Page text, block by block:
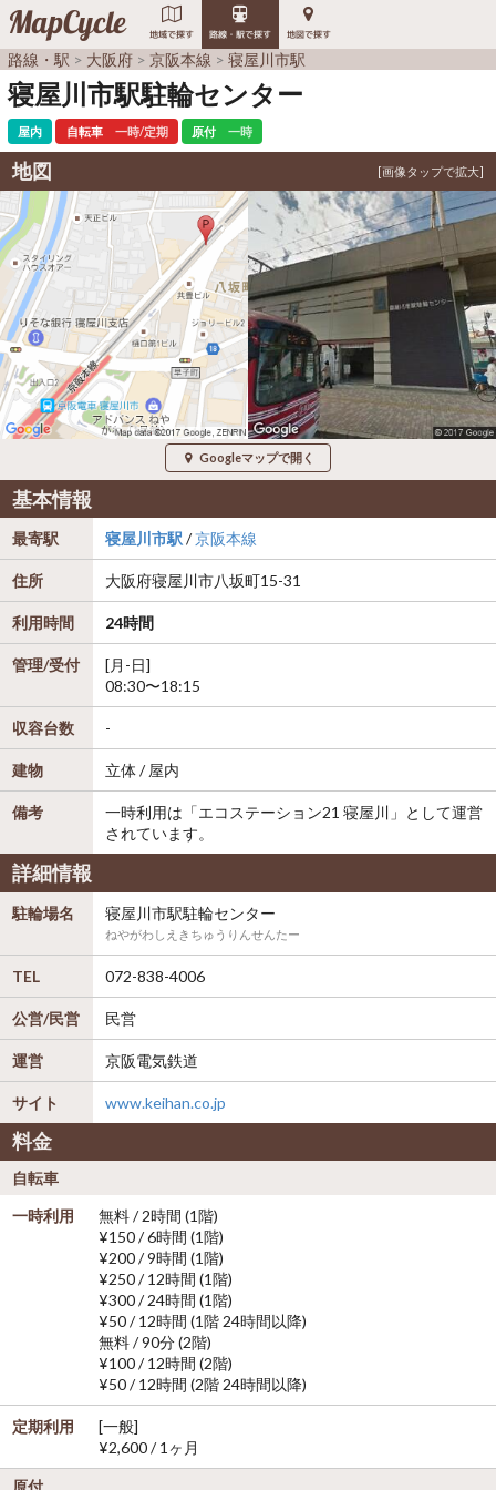
MapCycle 地域で探す 路線・駅で探す 地図で探す
路線・駅 大阪府 京阪本線 寝屋川市駅
寝屋川市駅駐輪センター
屋内 自転車 一時/定期 原付 一時
地図
Googleマップで開く
基本情報
最寄駅 寝屋川市駅 /京阪本線
住所 大阪府寝屋川市八坂町15-31
利用時間 24時間
管理/受付
[月-日]
08:30〜18:15
収容台数 -
建物 立体 / 屋内
備考
一時利用は「エコステーション21 寝屋川」として運営
されています。
詳細情報
駐輪場名 寝屋川市駅駐輪センター
ねやがわしえきちゅうりんせんたー
TEL 072-838-4006
公営/民営 民営
運営 京阪電気鉄道
サイト www.keihan.co.jp
料金
自転車
一時利用
無料 / 2時間 (1階)
¥150 / 6時間 (1階)
¥200 / 9時間 (1階)
¥250 / 12時間 (1階)
¥300 / 24時間 (1階)
¥50 / 12時間 (1階 24時間以降)
無料 / 90分 (2階)
¥100 / 12時間 (2階)
¥50 / 12時間 (2階 24時間以降)
定期利用
[一般]
¥2,600 / 1ヶ月
原付